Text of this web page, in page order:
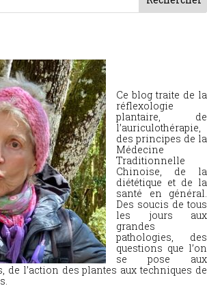
Ce blog traite de la
réflexologie
plantaire, de
l’auriculothérapie,
des principes de la
Médecine
Traditionnelle
Chinoise, de la
diététique et de la
santé en général.
Des soucis de tous
les jours aux
grandes
pathologies, des
questions que l’on
se pose aux
de l’action des plantes aux techniques de